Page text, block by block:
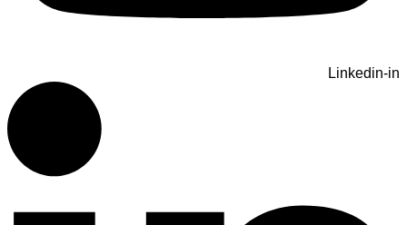
Linkedin-in